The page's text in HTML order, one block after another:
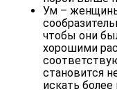
Ум –
чтобы они
хорошими
становится
искать более